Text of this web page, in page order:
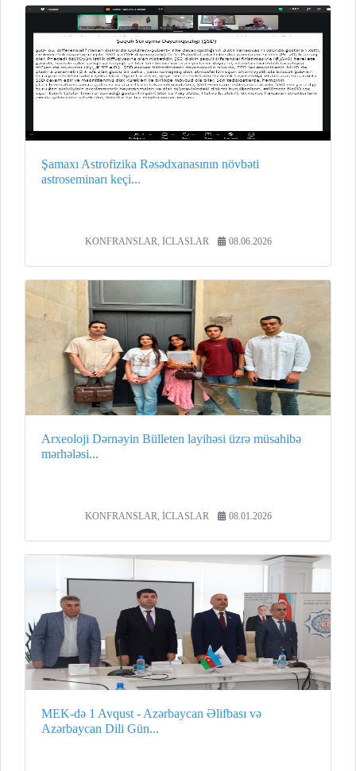
Şamaxı Astrofizika Rəsədxanasının növbəti
astroseminarı keçi...
KONFRANSLAR, İCLASLAR 08.06.2026
Arxeoloji Dərnəyin Bülleten layihəsi üzrə müsahibə
mərhələsi...
KONFRANSLAR, İCLASLAR 08.01.2026
MEK-də 1 Avqust - Azərbaycan Əlifbası və
Azərbaycan Dili Gün...